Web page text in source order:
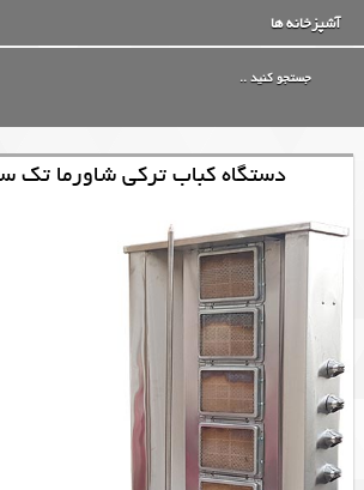
آشپزخانه ها
دستگاه کباب ترکی شاورما تک